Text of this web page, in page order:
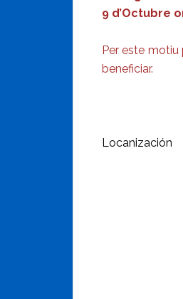
9 d’Octubre
Per este motiu
beneficiar.
Locanización